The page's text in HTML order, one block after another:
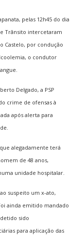
pelas 12h45 do dia
Trânsito intercetaram
Castelo, por condução
o condutor
Delgado, a PSP
crime de ofensas à
após alerta para
alegadamente terá
de 48 anos,
unidade hospitalar.
suspeito um x-ato,
ainda emitido mandado
sido
para aplicação das